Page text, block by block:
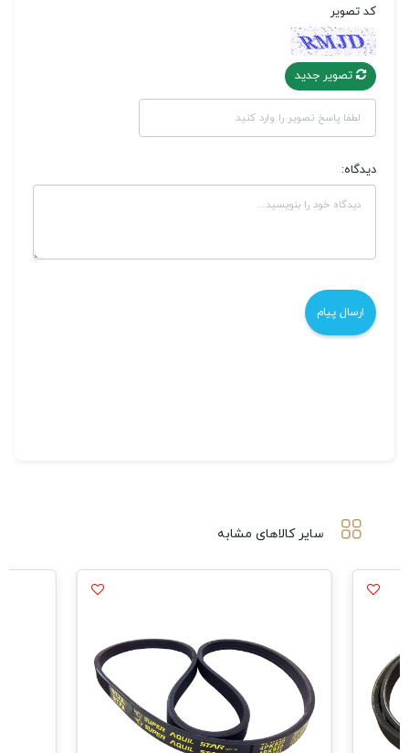
کد تصویر
تصویر جدید
دیدگاه:
سایر کالاهای مشابه